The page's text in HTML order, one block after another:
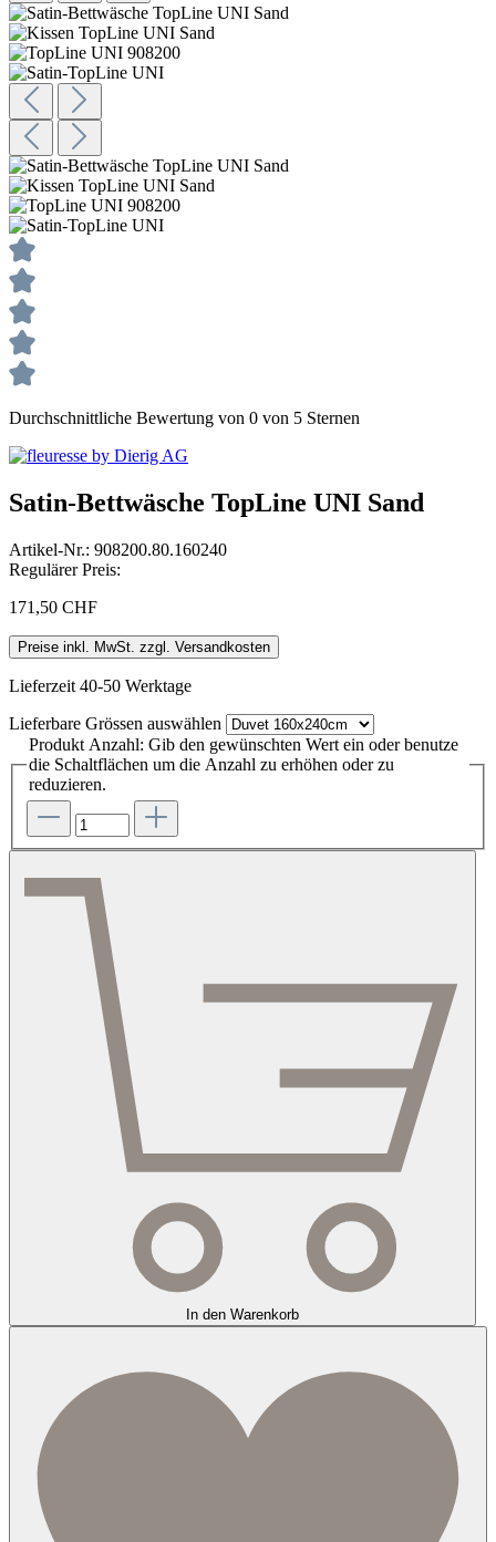
Durchschnittliche Bewertung von 0 von 5 Sternen
Satin-Bettwäsche TopLine UNI Sand
Artikel-Nr.: 908200.80.160240
Regulärer Preis:
171,50 CHF
Preise inkl. MwSt. zzgl. Versandkosten
Lieferzeit 40-50 Werktage
Lieferbare Grössen auswählen
Produkt Anzahl: Gib den gewünschten Wert ein oder benutze
die Schaltflächen um die Anzahl zu erhöhen oder zu
reduzieren.
In den Warenkorb